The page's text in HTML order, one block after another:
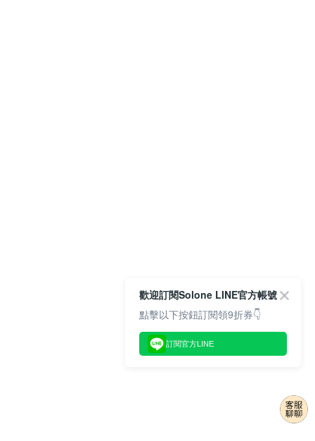
歡迎訂閱Solone LINE官方帳號
點擊以下按鈕訂閱領9折券👇
訂閱官方LINE